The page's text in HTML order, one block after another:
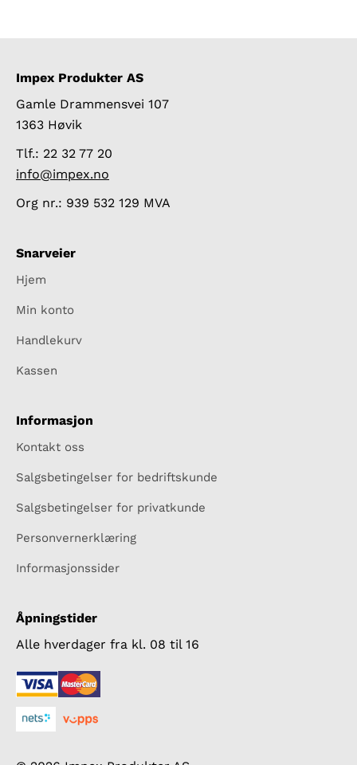
Impex Produkter AS
Gamle Drammensvei 107
1363 Høvik
Tlf.: 22 32 77 20
info@impex.no
Org nr.: 939 532 129 MVA
Snarveier
Hjem
Min konto
Handlekurv
Kassen
Informasjon
Kontakt oss
Salgsbetingelser for bedriftskunde
Salgsbetingelser for privatkunde
Personvernerklæring
Informasjonssider
Åpningstider
Alle hverdager fra kl. 08 til 16